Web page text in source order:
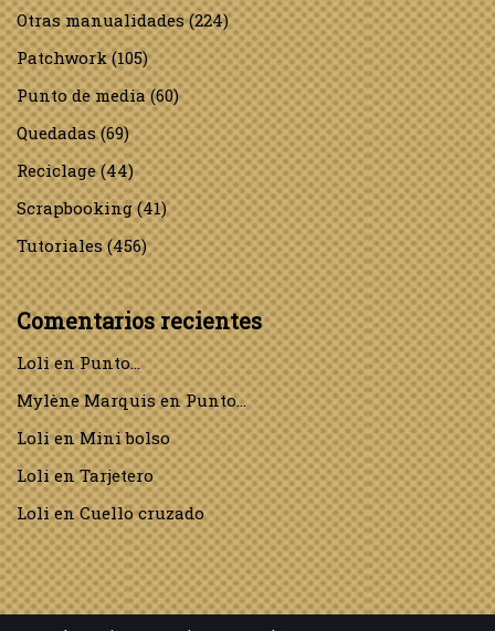
Otras manualidades(224)
Patchwork(105)
Punto de media(60)
Quedadas(69)
Reciclage(44)
Scrapbooking(41)
Tutoriales(456)
Comentarios recientes
LolienPunto…
Mylène MarquisenPunto…
LolienMini bolso
LolienTarjetero
LolienCuello cruzado